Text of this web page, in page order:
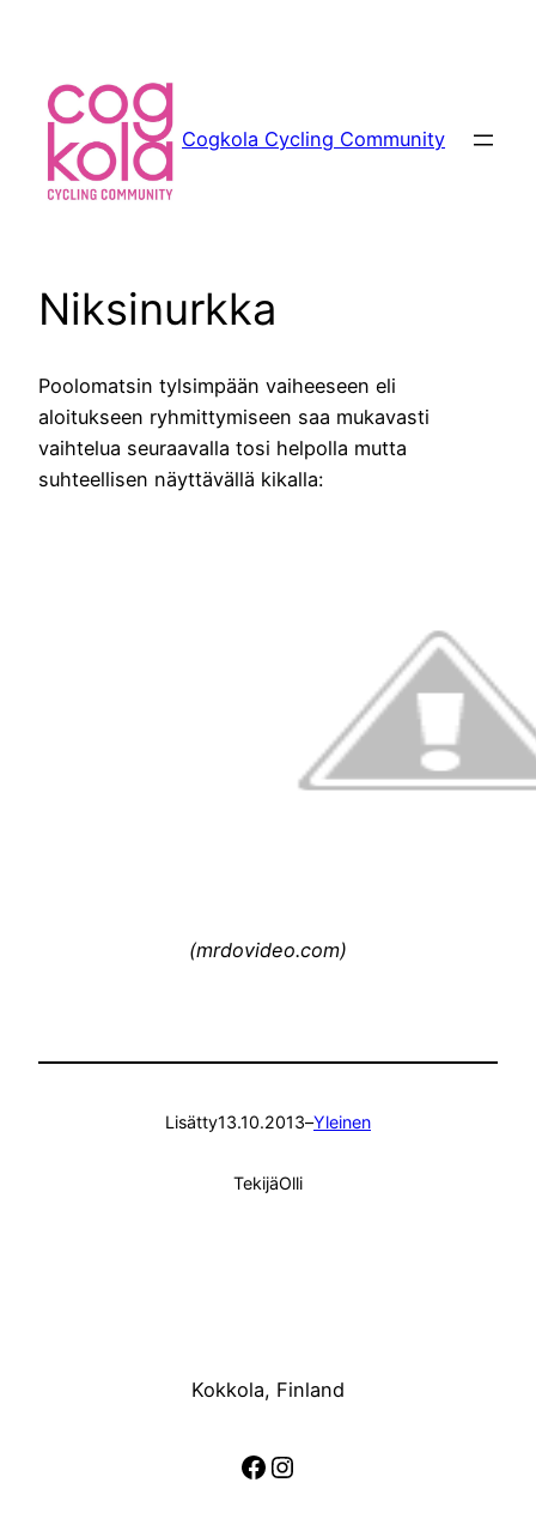
Cogkola Cycling Community
Niksinurkka
Poolomatsin tylsimpään vaiheeseen eli
aloitukseen ryhmittymiseen saa mukavasti
vaihtelua seuraavalla tosi helpolla mutta
suhteellisen näyttävällä kikalla:
(mrdovideo.com)
Lisätty13.10.2013–Yleinen
TekijäOlli
Kokkola, Finland
Facebook
Instagram